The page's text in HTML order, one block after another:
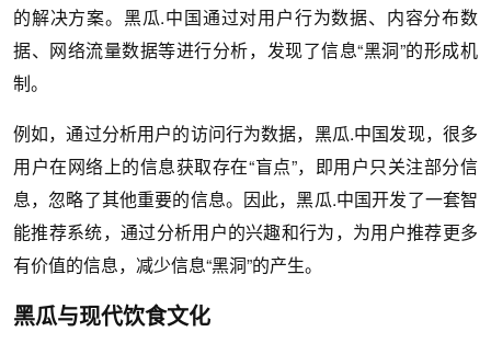
的解决方案。黑瓜.中国通过对用户行为数据、内容分布数
据、网络流量数据等进行分析，发现了信息“黑洞”的形成机
制。
例如，通过分析用户的访问行为数据，黑瓜.中国发现，很多
用户在网络上的信息获取存在“盲点”，即用户只关注部分信
息，忽略了其他重要的信息。因此，黑瓜.中国开发了一套智
能推荐系统，通过分析用户的兴趣和行为，为用户推荐更多
有价值的信息，减少信息“黑洞”的产生。
黑瓜与现代饮食文化